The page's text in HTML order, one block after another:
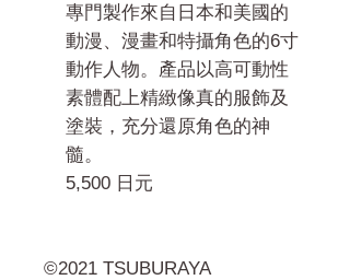
專門製作來自日本和美國的
動漫、漫畫和特攝角色的6寸
動作人物。產品以高可動性
素體配上精緻像真的服飾及
塗裝，充分還原角色的神
髓。
5,500 日元
©2021 TSUBURAYA